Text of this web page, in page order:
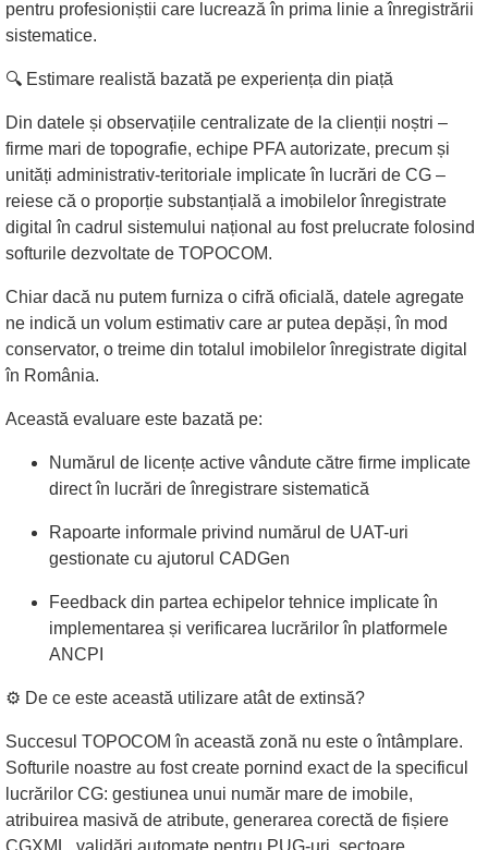
pentru profesioniștii care lucrează în prima linie a înregistrării
sistematice.
🔍 Estimare realistă bazată pe experiența din piață
Din datele și observațiile centralizate de la clienții noștri –
firme mari de topografie, echipe PFA autorizate, precum și
unități administrativ-teritoriale implicate în lucrări de CG –
reiese că o proporție substanțială a imobilelor înregistrate
digital în cadrul sistemului național au fost prelucrate folosind
softurile dezvoltate de TOPOCOM.
Chiar dacă nu putem furniza o cifră oficială, datele agregate
ne indică un volum estimativ care ar putea depăși, în mod
conservator, o treime din totalul imobilelor înregistrate digital
în România.
Această evaluare este bazată pe:
Numărul de licențe active vândute către firme implicate
direct în lucrări de înregistrare sistematică
Rapoarte informale privind numărul de UAT-uri
gestionate cu ajutorul CADGen
Feedback din partea echipelor tehnice implicate în
implementarea și verificarea lucrărilor în platformele
ANCPI
⚙️ De ce este această utilizare atât de extinsă?
Succesul TOPOCOM în această zonă nu este o întâmplare.
Softurile noastre au fost create pornind exact de la specificul
lucrărilor CG: gestiunea unui număr mare de imobile,
atribuirea masivă de atribute, generarea corectă de fișiere
CGXML, validări automate pentru PUG-uri, sectoare